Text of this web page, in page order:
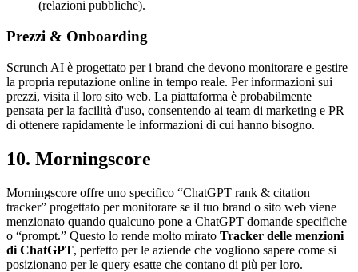
(relazioni pubbliche).
Prezzi & Onboarding
Scrunch AI è progettato per i brand che devono monitorare e gestire
la propria reputazione online in tempo reale. Per informazioni sui
prezzi, visita il loro sito web. La piattaforma è probabilmente
pensata per la facilità d'uso, consentendo ai team di marketing e PR
di ottenere rapidamente le informazioni di cui hanno bisogno.
10. Morningscore
Morningscore offre uno specifico “ChatGPT rank & citation
tracker” progettato per monitorare se il tuo brand o sito web viene
menzionato quando qualcuno pone a ChatGPT domande specifiche
o “prompt.” Questo lo rende molto mirato Tracker delle menzioni
di ChatGPT, perfetto per le aziende che vogliono sapere come si
posizionano per le query esatte che contano di più per loro.